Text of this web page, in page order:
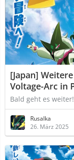
[Japan]
Voltage-Arc in
Bald geht es weiter!
Rusalka
26. März 2025